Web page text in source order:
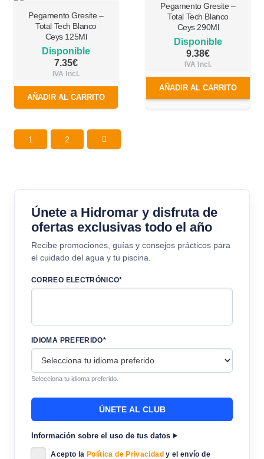
Pegamento Gresite –
Total Tech Blanco
Ceys 125Ml
Disponible
7.35€
IVA Incl.
AÑADIR AL CARRITO
Pegamento Gresite –
Total Tech Blanco
Ceys 290Ml
Disponible
9.38€
IVA Incl.
AÑADIR AL CARRITO
1 2
Únete a Hidromar y disfruta de
ofertas exclusivas todo el año
Recibe promociones, guías y consejos prácticos para
el cuidado del agua y tu piscina.
CORREO ELECTRÓNICO*
IDIOMA PREFERIDO*
Selecciona tu idioma preferido.
Información sobre el uso de tus datos
Acepto la Política de Privacidady el envío de